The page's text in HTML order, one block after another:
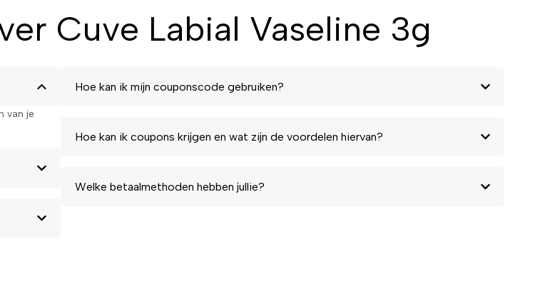
Cuve Labial Vaseline 3g
van je
Hoe kan ik mijn couponscode gebruiken?
Hoe kan ik coupons krijgen en wat zijn de voordelen hiervan?
Welke betaalmethoden hebben jullie?